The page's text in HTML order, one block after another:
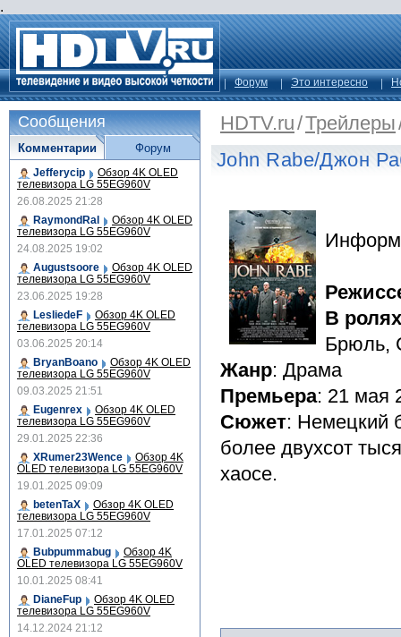
.
Форум Это интересно
HDTV.ru/Трейлеры
John Rabe/Джон
В ролях
Брюль,
Жанр: Драма
Премьера: 21 мая
Сюжет: Немецкий
более двухсот
хаосе.
Сообщения
Комментарии
Jefferycip Обзор 4K OLED
телевизора LG 55EG960V
26.08.2025 21:28
RaymondRal
Обзор 4K OLED
телевизора LG 55EG960V
24.08.2025 19:02
Augustsoore
Обзор 4K OLED
телевизора LG 55EG960V
23.06.2025 19:28
LesliedeF
Обзор 4K OLED
телевизора LG 55EG960V
03.06.2025 20:14
BryanBoano
Обзор 4K OLED
телевизора LG 55EG960V
09.03.2025 21:51
Eugenrex
Обзор 4K OLED
телевизора LG 55EG960V
29.01.2025 22:36
XRumer23Wence
Обзор 4K
OLED телевизора LG 55EG960V
19.01.2025 09:09
betenTaX
Обзор 4K OLED
телевизора LG 55EG960V
17.01.2025 07:12
Bubpummabug
Обзор 4K
OLED телевизора LG 55EG960V
10.01.2025 08:41
DianeFup
Обзор 4K OLED
телевизора LG 55EG960V
14.12.2024 21:12
Форум